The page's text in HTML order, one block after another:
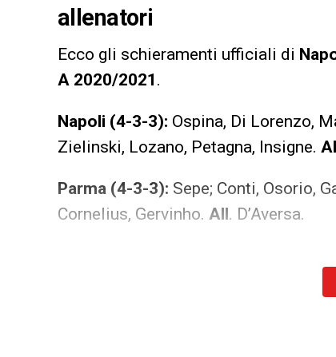
allenatori
Ecco gli schieramenti ufficiali di
A 2020/2021 .
Napoli (4-3-3): Ospina, Di Lorenzo,
Zielinski, Lozano, Petagna, Insigne.
Parma (4-3-3): Sepe; Conti, Osorio,
Cornelius, Gervinho. All. D’Aversa.